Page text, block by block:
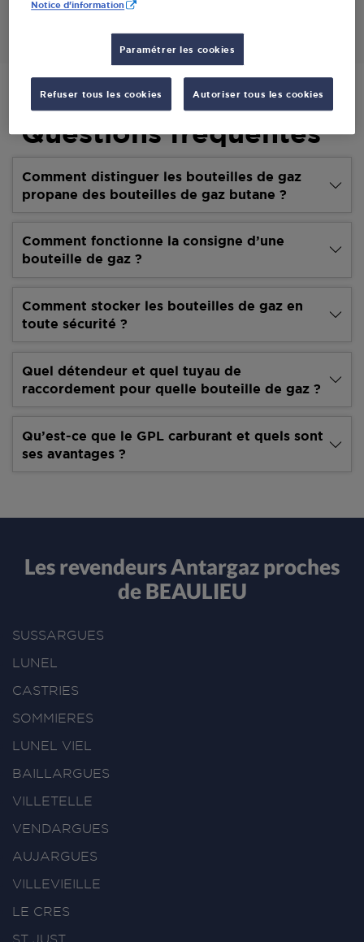
Questions fréquentes
Comment distinguer les bouteilles de gaz
propane des bouteilles de gaz butane ?
Comment fonctionne la consigne d’une
bouteille de gaz ?
Comment stocker les bouteilles de gaz en
toute sécurité ?
Quel détendeur et quel tuyau de
raccordement pour quelle bouteille de gaz ?
Qu’est-ce que le GPL carburant et quels sont
ses avantages ?
Les revendeurs Antargaz proches
de BEAULIEU
SUSSARGUES
LUNEL
CASTRIES
SOMMIERES
LUNEL VIEL
BAILLARGUES
VILLETELLE
VENDARGUES
AUJARGUES
VILLEVIEILLE
LE CRES
ST JUST
Notice d'information
Paramétrer les cookies
Refuser tous les cookies Autoriser tous les cookies